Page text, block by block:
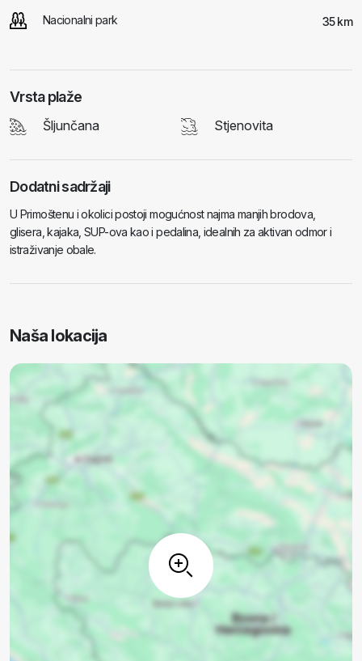
Nacionalni park 35 km
Vrsta plaže
Šljunčana Stjenovita
Dodatni sadržaji
U Primoštenu i okolici postoji mogućnost najma manjih brodova,
glisera, kajaka, SUP-ova kao i pedalina, idealnih za aktivan odmor i
istraživanje obale.
Naša lokacija